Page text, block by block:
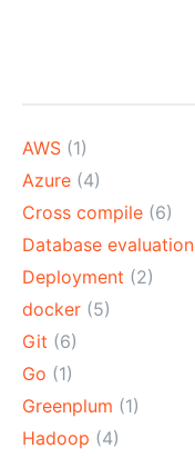
AWS (1)
Azure (4)
Cross compile (6)
Database evaluation
Deployment (2)
docker (5)
Git (6)
Go (1)
Greenplum (1)
Hadoop (4)